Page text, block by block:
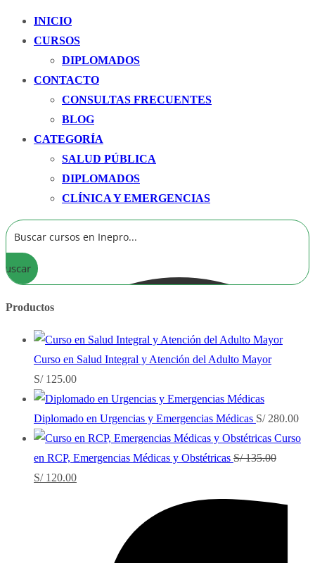
INICIO
CURSOS
DIPLOMADOS
CONTACTO
CONSULTAS FRECUENTES
BLOG
CATEGORÍA
SALUD PÚBLICA
DIPLOMADOS
CLÍNICA Y EMERGENCIAS
Productos
Curso en Salud Integral y Atención del Adulto Mayor
S/125.00
Diplomado en Urgencias y Emergencias Médicas S/280.00
Curso
en RCP, Emergencias Médicas y Obstétricas S/135.00
El
S/120.00El
S/ 120.00.